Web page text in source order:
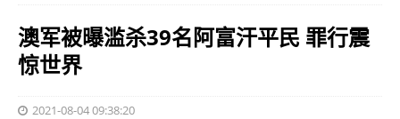
澳军被曝滥杀39名阿富汗平民 罪行震
惊世界
2021-08-04 09:38:20